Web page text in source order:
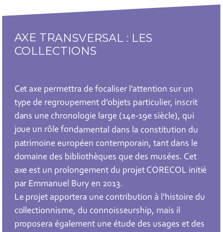
AXE TRANSVERSAL : LES
COLLECTIONS
Cet axe permettra de focaliser l’attention sur un
type de regroupement d’objets particulier, inscrit
dans une chronologie large (14e-19e siècle), qui
joue un rôle fondamental dans la constitution du
patrimoine européen contemporain, tant dans le
domaine des bibliothèques que des musées. Cet
axe est un prolongement du projet CORECOL initié
par Emmanuel Bury en 2013.
Le projet apportera une contribution à l’histoire du
collectionnisme, du connoisseurship, mais il
proposera également une étude des usages et des